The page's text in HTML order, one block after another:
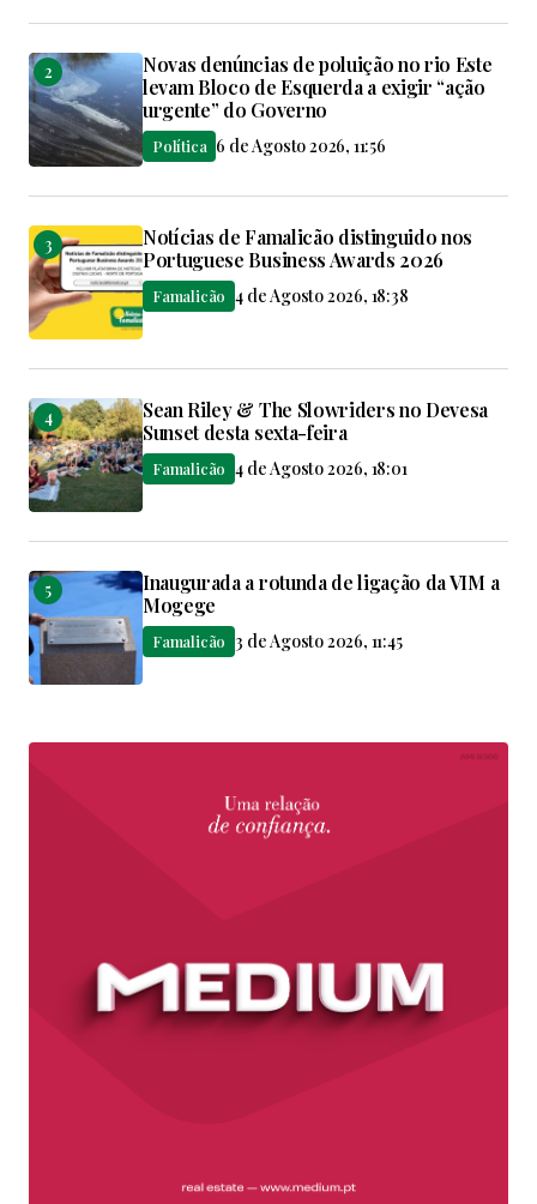
Novas denúncias de poluição no rio Este
levam Bloco de Esquerda a exigir “ação
urgente” do Governo
Política 6 de Agosto 2026, 11:56
Notícias de Famalicão distinguido nos
Portuguese Business Awards 2026
Famalicão 4 de Agosto 2026, 18:38
Sean Riley & The Slowriders no Devesa
Sunset desta sexta-feira
Famalicão 4 de Agosto 2026, 18:01
Inaugurada a rotunda de ligação da VIM a
Mogege
Famalicão 3 de Agosto 2026, 11:45